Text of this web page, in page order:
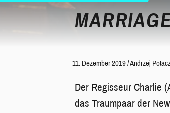
11. Dezember 2019/Andrzej
Der Regisseur Charlie
das Traumpaar der